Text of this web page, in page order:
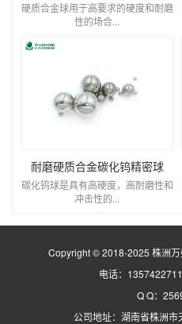
硬质合金球用于高要求的硬度和耐磨
性的场合...
耐磨硬质合金碳化钨精密球
碳化钨球是具有高硬度，高耐磨性和
冲击性的...
Copyright © 2018-2025 株洲
电话：
Q Q：
公司地址：湖南省株洲